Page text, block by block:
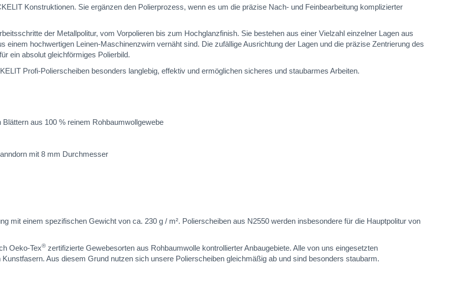
Konstruktionen. Sie ergänzen den Polierprozess, wenn es um die präzise Nach- und Feinbearbeitung komplizierter
der Metallpolitur, vom Vorpolieren bis zum Hochglanzfinish. Sie bestehen aus einer Vielzahl einzelner Lagen aus
einem hochwertigen Leinen-Maschinenzwirn vernäht sind. Die zufällige Ausrichtung der Lagen und die präzise Zentrierung des
ein absolut gleichförmiges Polierbild.
Profi-Polierscheiben besonders langlebig, effektiv und ermöglichen sicheres und staubarmes Arbeiten.
aus 100 % reinem Rohbaumwollgewebe
mit 8 mm Durchmesser
mit einem spezifischen Gewicht von ca. 230 g / m². Polierscheiben aus N2550 werden insbesondere für die Hauptpolitur von
Oeko-Tex® zertifizierte Gewebesorten aus Rohbaumwolle kontrollierter Anbaugebiete. Alle von uns eingesetzten
Aus diesem Grund nutzen sich unsere Polierscheiben gleichmäßig ab und sind besonders staubarm.